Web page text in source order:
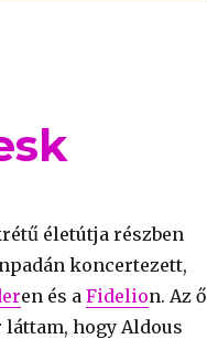
életútja részben
koncertezett,
en és a Fidelion. Az ő
hogy Aldous